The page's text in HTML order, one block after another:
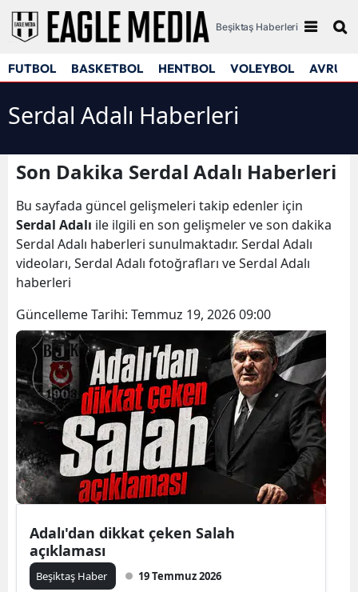
Beşiktaş Haberleri
FUTBOL BASKETBOL HENTBOL VOLEYBOL
Serdal Adalı Haberleri
Son Dakika Serdal Adalı Haberleri
Bu sayfada güncel gelişmeleri takip edenler için
Serdal Adalı ile ilgili en son gelişmeler ve son dakika
Serdal Adalı haberleri sunulmaktadır. Serdal Adalı
videoları, Serdal Adalı fotoğrafları ve Serdal Adalı
haberleri
Güncelleme Tarihi: Temmuz 19, 2026 09:00
Adalı'dan dikkat çeken Salah
açıklaması
Beşiktaş Haber 19 Temmuz 2026